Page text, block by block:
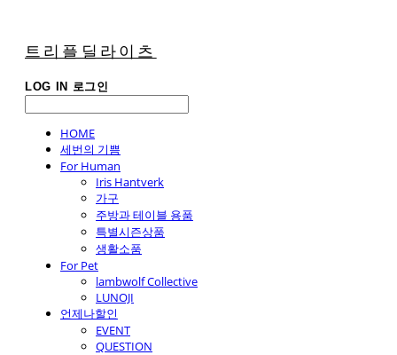
트리플딜라이츠
LOG IN 로그인
HOME
세번의 기쁨
For Human
Iris Hantverk
가구
주방과 테이블 용품
특별시즌상품
생활소품
For Pet
lambwolf Collective
LUNOJI
언제나할인
EVENT
QUESTION